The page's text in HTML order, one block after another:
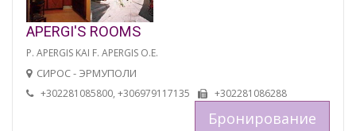
APERGI'S ROOMS
P. APERGIS KAI F. APERGIS O.E.
СИРОС - ЭРМУПОЛИ
+302281085800, +306979117135 +302281086288
Бронирование